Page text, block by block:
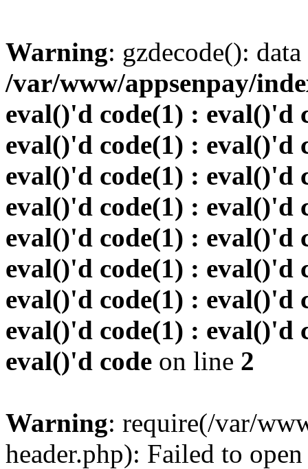
Warning: gzdecode():
/var/www/appsenpay/
eval()'d code(1) : eval()'d
eval()'d code(1) : eval()'d
eval()'d code(1) : eval()'d
eval()'d code(1) : eval()'d
eval()'d code(1) : eval()'d
eval()'d code(1) : eval()'d
eval()'d code(1) : eval()'d
eval()'d code(1) : eval()'d
eval()'d code on line 2
Warning: require(/var/
header.php): Failed to